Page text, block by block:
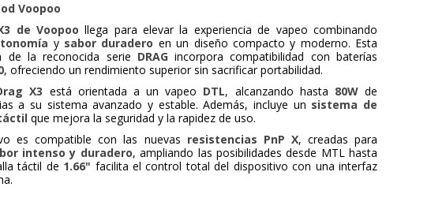
Voopoo
de Voopoo llega para elevar la experiencia de vapeo combinando
y sabor duradero en un diseño compacto y moderno. Esta
de la reconocida serie DRAGincorpora compatibilidad con baterías
, ofreciendo un rendimiento superior sin sacrificar portabilidad.
X3 está orientada a un vapeo DTL, alcanzando hasta 80Wde
a su sistema avanzado y estable. Además, incluye un sistema de
que mejora la seguridad y la rapidez de uso.
es compatible con las nuevas resistencias PnP X, creadas para
intenso y duradero, ampliando las posibilidades desde MTL hasta
táctil de 1.66" facilita el control total del dispositivo con una interfaz